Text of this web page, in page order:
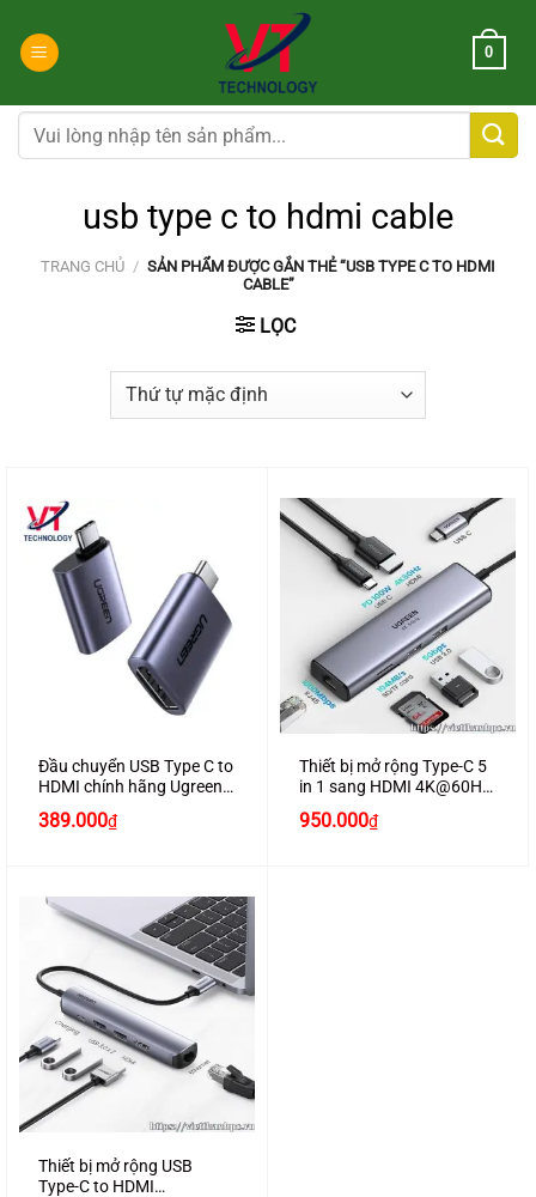
đến
dung
0
Tìm
kiếm:
usb type c to hdmi cable
TRANG CHỦ / SẢN PHẨM ĐƯỢC GẮN THẺ “USB TYPE C TO HDMI
CABLE”
LỌC
Đầu chuyển USB Type C to
HDMI chính hãng Ugreen
389.000₫
Thiết bị mở rộng Type-C 5
in 1 sang HDMI 4K@60Hz
1000Mbps Ugreen 20934
950.000₫
Thiết bị mở rộng USB
Type-C to HDMI